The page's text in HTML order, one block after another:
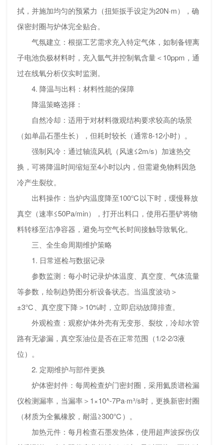
拭，并施加均匀的预紧力（扭矩扳手设定为20N·m），确
保密封圈与炉体完全贴合。
气氛建立：根据工艺需求充入特定气体，如制备锂离
子电池负极材料时，充入氩气并控制氧含量＜10ppm，通
过在线氧分析仪实时监测。
4. 降温与出料：材料性能的保障
降温策略选择：
自然冷却：适用于对材料微观结构要求较高的场景
（如单晶石墨生长），但耗时较长（通常8-12小时）。
强制风冷：通过轴流风机（风速≤2m/s）加速热交
换，可将降温时间缩短至4小时以内，但需避免物料因急
冷产生裂纹。
出料操作：当炉内温度降至100℃以下时，缓慢释放
真空（速率≤50Pa/min），打开出料口，使用石墨铲将物
料转移至洁净容器，避免与空气长时间接触导致氧化。
三、全生命周期维护策略
1. 日常巡检与数据记录
参数监测：每小时记录炉体温度、真空度、气体流量
等参数，绘制趋势图分析设备状态。当温度波动＞
±3℃、真空度下降＞10%时，立即启动故障排查。
外观检查：观察炉体外壳有无变形、裂纹，冷却水管
路有无渗漏，真空泵油位是否在正常范围（1/2-2/3液
位）。
2. 定期维护与部件更换
炉体密封件：每周检查炉门密封圈，采用氦质谱检漏
仪检测漏率，当漏率＞1×10^-7Pa·m³/s时，更换新密封圈
（材质为全氟橡胶，耐温≥300℃）。
加热元件：每月检查石墨发热体，使用超声波探伤仪